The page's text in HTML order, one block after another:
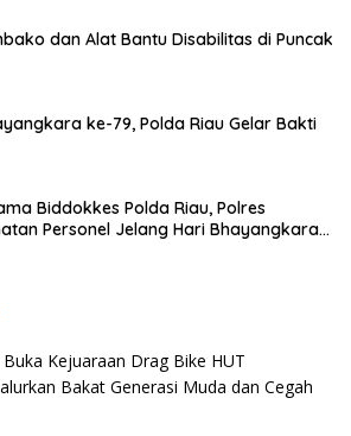
dan Alat Bantu Disabilitas di Puncak
ke-79, Polda Riau Gelar Bakti
Biddokkes Polda Riau, Polres
Personel Jelang Hari Bhayangkara